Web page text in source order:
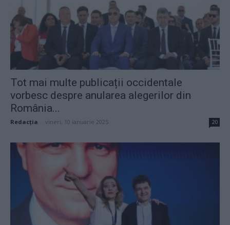
Tot mai multe publicații occidentale
vorbesc despre anularea alegerilor din
România...
Redacţia vineri, 10 ianuarie 2025 20